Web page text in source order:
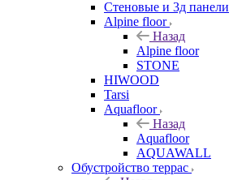
Стеновые и 3д панели
Alpine floor
Назад
Alpine floor
STONE
HIWOOD
Tarsi
Aquafloor
Назад
Aquafloor
AQUAWALL
Обустройство террас